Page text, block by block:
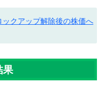
クアップ解除後の株価へ
果